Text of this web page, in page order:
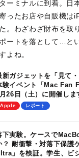
ーミナルに到着。日
ったお店や自販機は
。わざわざ財布を取
ートを落として…と
よね。
新ガジェットを「見て・
験イベント「Mac Fan
26日（土）に開催しま
Apple レポート
下実験。ケースで
？ 耐衝撃・対落下保護
」を検証。学生、ビ